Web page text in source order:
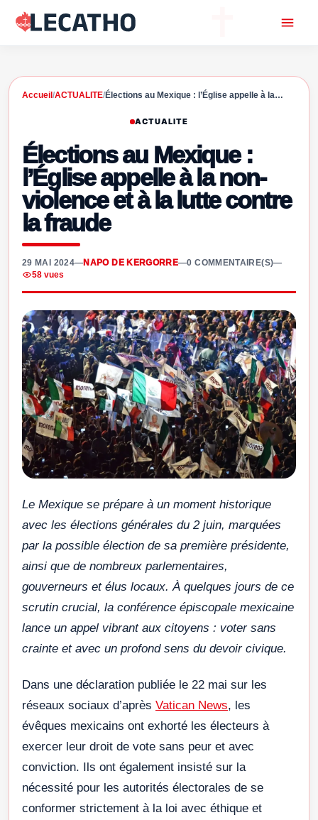
Accueil /ACTUALITE/Élections au Mexique : l’Église appelle à la…
ACTUALITE
Élections au Mexique :
l’Église appelle à la non-
violence et à la lutte contre
la fraude
29 MAI 2024—NAPO DE KERGORRE—0 COMMENTAIRE(S)—
58 vues
Le Mexique se prépare à un moment historique
avec les élections générales du 2 juin, marquées
par la possible élection de sa première présidente,
ainsi que de nombreux parlementaires,
gouverneurs et élus locaux. À quelques jours de ce
scrutin crucial, la conférence épiscopale mexicaine
lance un appel vibrant aux citoyens : voter sans
crainte et avec un profond sens du devoir civique.
Dans une déclaration publiée le 22 mai sur les
réseaux sociaux d’après Vatican News, les
évêques mexicains ont exhorté les électeurs à
exercer leur droit de vote sans peur et avec
conviction. Ils ont également insisté sur la
nécessité pour les autorités électorales de se
conformer strictement à la loi avec éthique et